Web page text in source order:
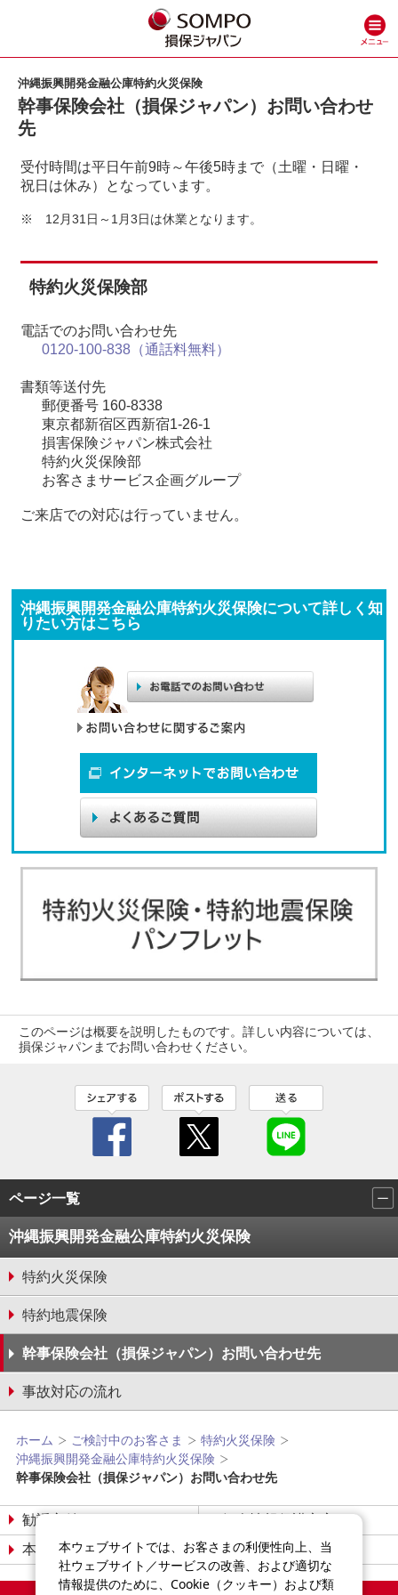
沖縄振興開発金融公庫特約火災保険
幹事保険会社（損保ジャパン）お問い合わせ
先
受付時間は平日午前9時～午後5時まで（土曜・日曜・
祝日は休み）となっています。
※ 12月31日～1月3日は休業となります。
特約火災保険部
電話でのお問い合わせ先
0120-100-838（通話料無料）
書類等送付先
郵便番号 160-8338
東京都新宿区西新宿1-26-1
損害保険ジャパン株式会社
特約火災保険部
お客さまサービス企画グループ
ご来店での対応は行っていません。
沖縄振興開発金融公庫特約火災保険について詳しく知
りたい方はこちら
このページは概要を説明したものです。詳しい内容については、
損保ジャパンまでお問い合わせください。
ページ一覧
沖縄振興開発金融公庫特約火災保険
特約火災保険
特約地震保険
幹事保険会社（損保ジャパン）お問い合わせ先
事故対応の流れ
ホーム ご検討中のお客さま
特約火災保険
沖縄振興開発金融公庫特約火災保険
幹事保険会社（損保ジャパン）お問い合わせ先
勧誘方針
本サイトについて
サイトマップ
本ウェブサイトでは、お客さまの利便性向上、当
社ウェブサイト／サービスの改善、および適切な
情報提供のために、Cookie（クッキー）および類